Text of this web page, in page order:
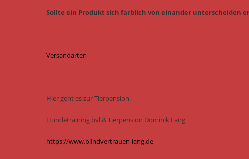
Sollte ein Produkt sich farblich von einander unterscheiden
Versandarten
Hier geht es zur Tierpension.
Hundetraining bvl & Tierpension Dominik Lang
https://www.blindvertrauen-lang.de